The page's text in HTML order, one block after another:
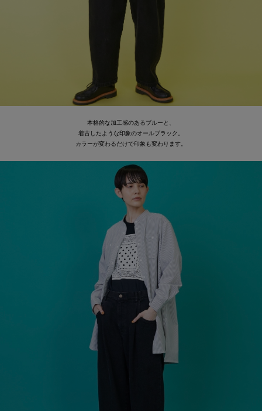
本格的な加工感のあるブルーと、
着古したような印象のオールブラック。
カラーが変わるだけで印象も変わります。